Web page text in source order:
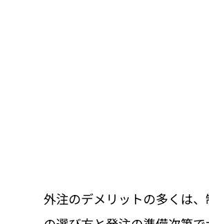
外注のデメリットの多くは